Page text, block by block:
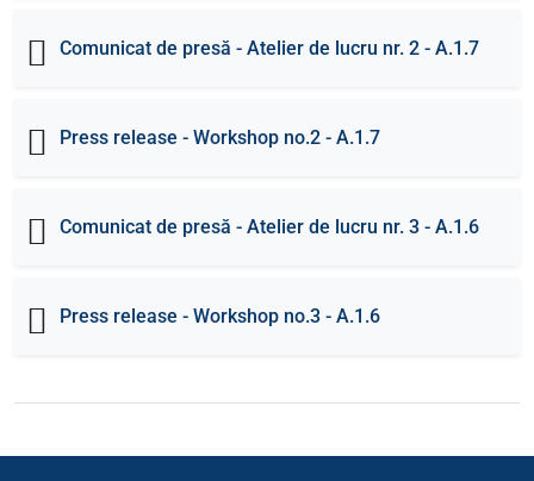
Comunicat de presă - Atelier de lucru nr. 2 - A.1.7
Press release - Workshop no.2 - A.1.7
Comunicat de presă - Atelier de lucru nr. 3 - A.1.6
Press release - Workshop no.3 - A.1.6